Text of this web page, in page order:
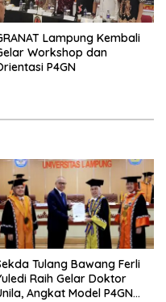
Lampung Kembali
Workshop dan
P4GN
Tulang Bawang Ferli
Raih Gelar Doktor
Angkat Model P4GN